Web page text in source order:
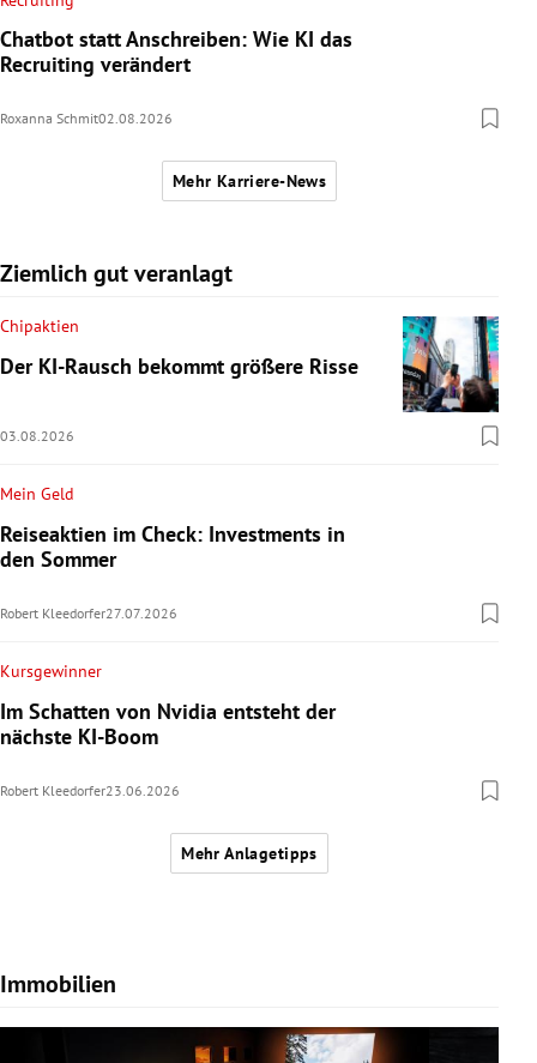
Chatbot statt Anschreiben: Wie KI das
Recruiting verändert
Roxanna Schmit02.08.2026
Mehr Karriere-News
Ziemlich gut veranlagt
Chipaktien
Der KI-Rausch bekommt größere Risse
03.08.2026
Mein Geld
Reiseaktien im Check: Investments in
den Sommer
Robert Kleedorfer27.07.2026
Kursgewinner
Im Schatten von Nvidia entsteht der
nächste KI-Boom
Robert Kleedorfer23.06.2026
Mehr Anlagetipps
Immobilien
Slide 1 von 7